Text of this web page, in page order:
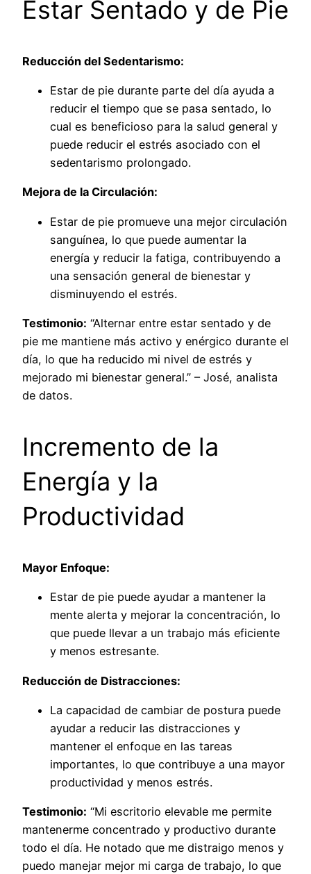
Estar Sentado y de Pie
Reducción del Sedentarismo:
Estar de pie durante parte del día ayuda a
reducir el tiempo que se pasa sentado, lo
cual es beneficioso para la salud general y
puede reducir el estrés asociado con el
sedentarismo prolongado.
Mejora de la Circulación:
Estar de pie promueve una mejor circulación
sanguínea, lo que puede aumentar la
energía y reducir la fatiga, contribuyendo a
una sensación general de bienestar y
disminuyendo el estrés.
Testimonio: “Alternar entre estar sentado y de
pie me mantiene más activo y enérgico durante el
día, lo que ha reducido mi nivel de estrés y
mejorado mi bienestar general.” – José, analista
de datos.
Incremento de la
Energía y la
Productividad
Mayor Enfoque:
Estar de pie puede ayudar a mantener la
mente alerta y mejorar la concentración, lo
que puede llevar a un trabajo más eficiente
y menos estresante.
Reducción de Distracciones:
La capacidad de cambiar de postura puede
ayudar a reducir las distracciones y
mantener el enfoque en las tareas
importantes, lo que contribuye a una mayor
productividad y menos estrés.
Testimonio: “Mi escritorio elevable me permite
mantenerme concentrado y productivo durante
todo el día. He notado que me distraigo menos y
puedo manejar mejor mi carga de trabajo, lo que